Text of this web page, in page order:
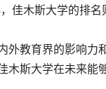
佳木斯大学的排名
外教育界的影响
木斯大学在未来能